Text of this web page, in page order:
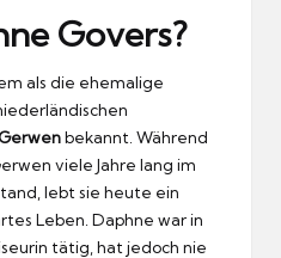
Govers?
als die ehemalige
bekannt. Während
viele Jahre lang im
lebt sie heute ein
Leben. Daphne war in
tätig, hat jedoch nie